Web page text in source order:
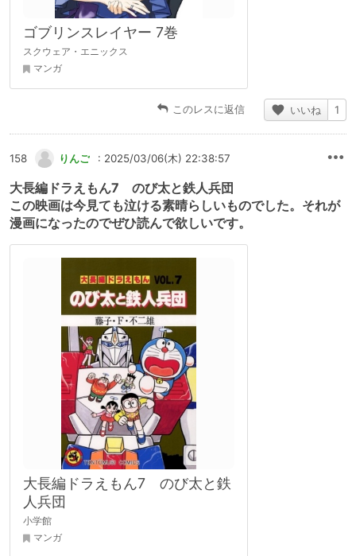
ゴブリンスレイヤー 7巻
スクウェア・エニックス
マンガ
このレスに返信 いいね 1
158 りんご : 2025/03/06(木) 22:38:57
大長編ドラえもん7 のび太と鉄人兵団
この映画は今見ても泣ける素晴らしいものでした。それが
漫画になったのでぜひ読んで欲しいです。
大長編ドラえもん7 のび太と鉄
人兵団
小学館
マンガ